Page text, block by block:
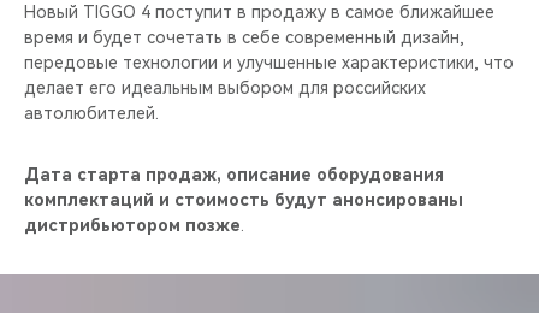
Новый TIGGO 4 поступит в продажу в самое ближайшее
время и будет сочетать в себе современный дизайн,
передовые технологии и улучшенные характеристики, что
делает его идеальным выбором для российских
автолюбителей.
Дата старта продаж, описание оборудования
комплектаций и стоимость будут анонсированы
дистрибьютором позже